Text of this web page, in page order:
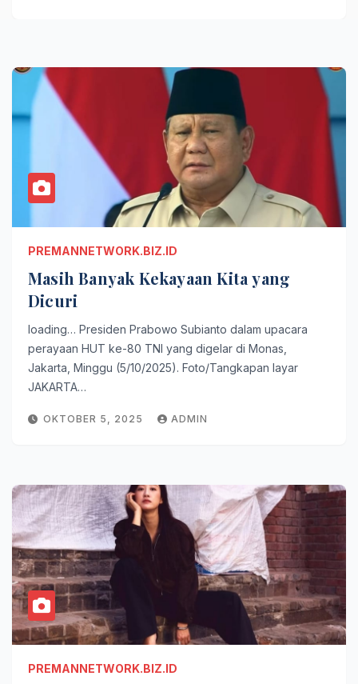
PREMANNETWORK.BIZ.ID
Masih Banyak Kekayaan Kita yang
Dicuri
loading… Presiden Prabowo Subianto dalam upacara
perayaan HUT ke-80 TNI yang digelar di Monas,
Jakarta, Minggu (5/10/2025). Foto/Tangkapan layar
JAKARTA…
OKTOBER 5, 2025 ADMIN
PREMANNETWORK.BIZ.ID